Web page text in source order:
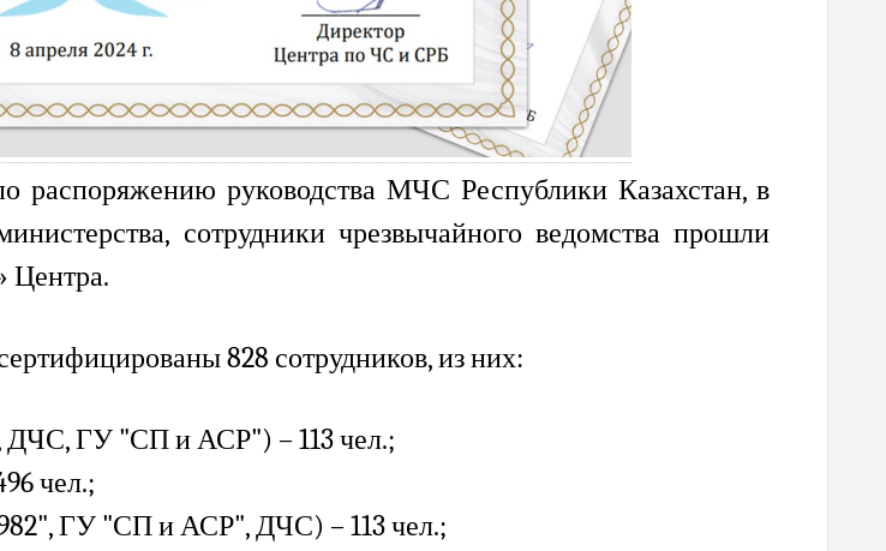
распоряжению руководства МЧС Республики Казахстан, в
сотрудники чрезвычайного ведомства прошли
Центра.
828 сотрудников, из них:
ДЧС, ГУ "СП и АСР") – 113 чел.;
чел.;
ГУ "СП и АСР", ДЧС) – 113 чел.;